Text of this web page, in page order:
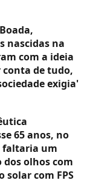
nascidas na
com a ideia
conta de tudo,
exigia'
65 anos, no
faltaria um
olhos com
com FPS